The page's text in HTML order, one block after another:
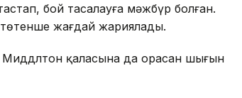
бой тасалауға мәжбүр болған.
жағдай жариялады.
Миддлтон қаласына да орасан шығын